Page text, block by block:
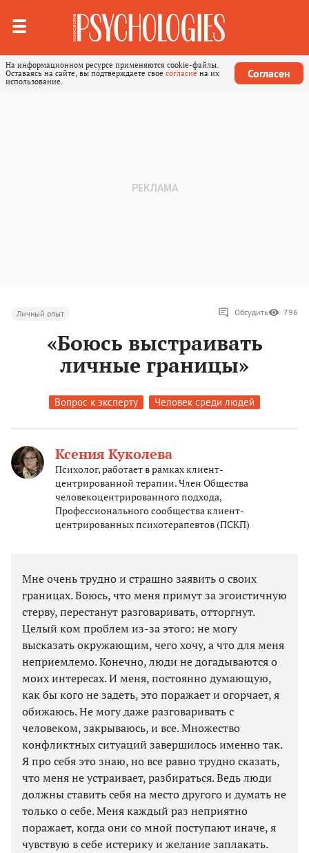
На информационном ресурсе применяются cookie-файлы.
Оставаясь на сайте, вы подтверждаете свое согласие на их
использование.
Согласен
Личный опыт Обсудить 796
«Боюсь выстраивать
личные границы»
Вопрос к эксперту Человек среди людей
Ксения Куколева
Психолог, работает в рамках клиент-
центрированной терапии. Член Общества
человекоцентрированного подхода,
Профессионального сообщества клиент-
центрированных психотерапевтов (ПСКП)
Мне очень трудно и страшно заявить о своих
границах. Боюсь, что меня примут за эгоистичную
стерву, перестанут разговаривать, отторгнут.
Целый ком проблем из-за этого: не могу
высказать окружающим, чего хочу, а что для меня
неприемлемо. Конечно, люди не догадываются о
моих интересах. И меня, постоянно думающую,
как бы кого не задеть, это поражает и огорчает, я
обижаюсь. Не могу даже разговаривать с
человеком, закрываюсь, и все. Множество
конфликтных ситуаций завершилось именно так.
Я про себя это знаю, но все равно трудно сказать,
что меня не устраивает, разбираться. Ведь люди
должны ставить себя на место другого и думать не
только о себе. Меня каждый раз неприятно
поражает, когда они со мной поступают иначе, я
чувствую в себе истерику и желание заплакать.